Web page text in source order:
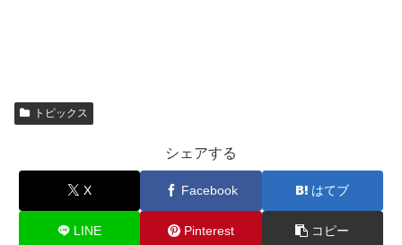
トピックス
シェアする
X Facebook はてブ
LINE Pinterest コピー